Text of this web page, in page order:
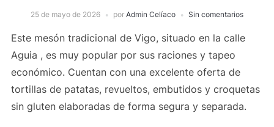
25 de mayo de 2026 por Admin Celíaco Sin comentarios
Este mesón tradicional de Vigo, situado en la calle
Aguia , es muy popular por sus raciones y tapeo
económico. Cuentan con una excelente oferta de
tortillas de patatas, revueltos, embutidos y croquetas
sin gluten elaboradas de forma segura y separada.